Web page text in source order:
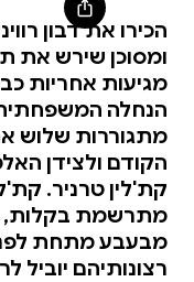
הכירו את דבון
ומסוכן שירש את
מגיעות אחריות
הנחלה
מתגוררות שלוש
הקודם ולצידן
קת'לין טרניר.
מתרשמת בקלות,
מבעבע מתחת
רצונותיהם יוביל